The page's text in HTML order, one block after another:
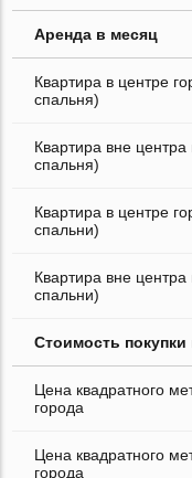
Аренда в месяц
Квартира в центре
спальня)
Квартира вне центра
спальня)
Квартира в центре
спальни)
Квартира вне центра
спальни)
Стоимость
Цена квадратного
города
Цена квадратного
города